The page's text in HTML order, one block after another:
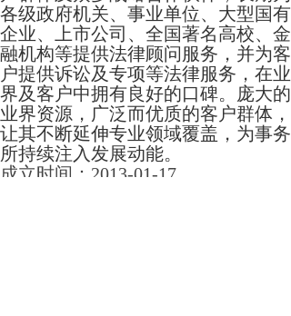
各级政府机关、事业单位、大型国有
企业、上市公司、全国著名高校、金
融机构等提供法律顾问服务，并为客
户提供诉讼及专项等法律服务，在业
界及客户中拥有良好的口碑。庞大的
业界资源，广泛而优质的客户群体，
让其不断延伸专业领域覆盖，为事务
所持续注入发展动能。
成立时间：2013-01-17